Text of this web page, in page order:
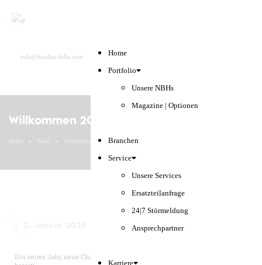
Home
Portfolio
Unsere NBHs
Magazine | Optionen
Branchen
Service
Unsere Services
Ersatzteilanfrage
24|7 Störmeldung
Ansprechpartner
Karriere
info@hueller-hille.com
Willkommen 2025!
Home News Willkommen 2025!
Ein neues Jahr, neue Chancen, neue Herausforderungen – und wir sind